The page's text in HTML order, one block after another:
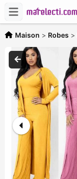
Maison > Robes >